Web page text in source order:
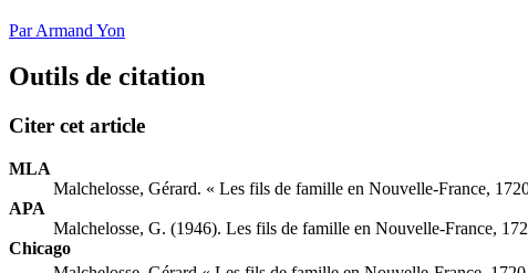
Par Armand Yon
Outils de citation
Citer cet article
MLA
Malchelosse, Gérard. « Les fils de famille en Nouvelle-France,
APA
Malchelosse, G. (1946). Les fils de famille en Nouvelle-France,
Chicago